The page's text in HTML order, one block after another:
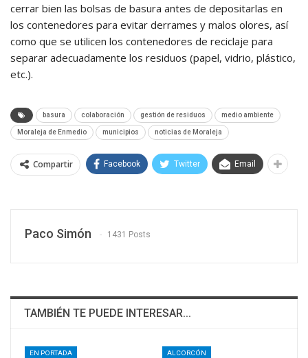
cerrar bien las bolsas de basura antes de depositarlas en
los contenedores para evitar derrames y malos olores, así
como que se utilicen los contenedores de reciclaje para
separar adecuadamente los residuos (papel, vidrio, plástico,
etc.).
basura colaboración gestión de residuos medio ambiente
Moraleja de Enmedio municipios noticias de Moraleja
Compartir Facebook Twitter Email
Paco Simón 1431 Posts
TAMBIÉN TE PUEDE INTERESAR...
EN PORTADA ALCORCÓN